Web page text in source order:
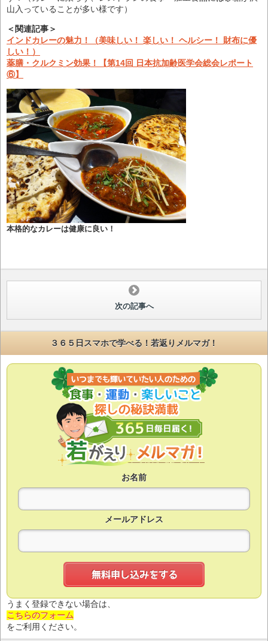
山入っていることが多い様です）
＜関連記事＞
インドカレーの魅力！（美味しい！ 楽しい！ ヘルシー！ 財布に優
しい！）
薬膳・クルクミン効果！【第14回 日本抗加齢医学会総会レポート
⑥】
本格的なカレーは健康に良い！
次の記事へ
３６５日スマホで学べる！若返りメルマガ！
お名前
メールアドレス
うまく登録できない場合は、
こちらのフォーム
をご利用ください。